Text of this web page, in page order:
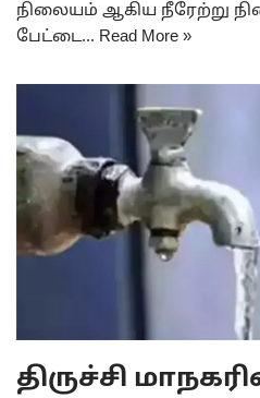
நிலையம் ஆகிய நீரேற்று
பேட்டை… Read More »
திருச்சி